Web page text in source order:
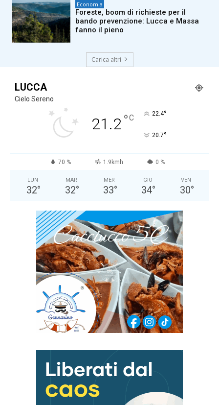
Economia
Foreste, boom di richieste per il
bando prevenzione: Lucca e Massa
fanno il pieno
Carica altri
LUCCA
Cielo Sereno
21.2°C 22.4°
20.7°
70 % 1.9kmh 0 %
LUN
32°
MAR
32°
MER
33°
GIO
34°
VEN
30°